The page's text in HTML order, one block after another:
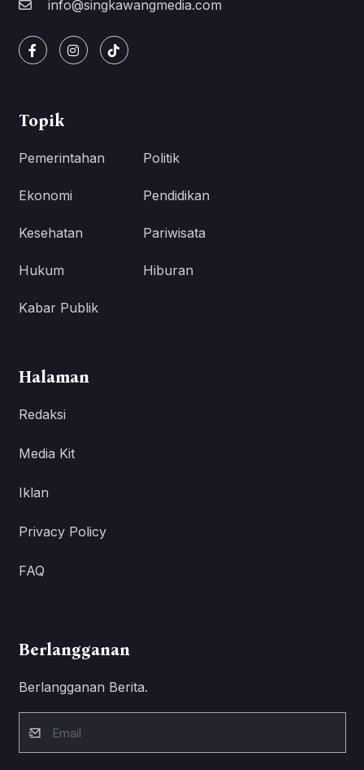
info@singkawangmedia.com
Topik
Pemerintahan Politik
Ekonomi Pendidikan
Kesehatan Pariwisata
Hukum Hiburan
Kabar Publik
Halaman
Redaksi
Media Kit
Iklan
Privacy Policy
FAQ
Berlangganan
Berlangganan Berita.